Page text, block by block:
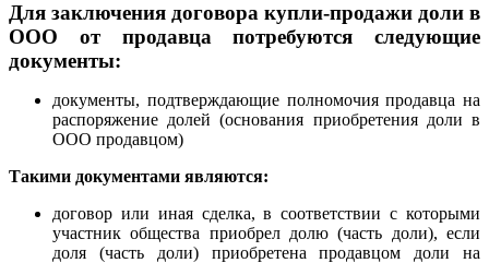
Для заключения договора купли-продажи доли в
ООО от продавца потребуются следующие
документы:
документы, подтверждающие полномочия продавца на
распоряжение долей (основания приобретения доли в
ООО продавцом)
Такими документами являются:
договор или иная сделка, в соответствии с которыми
участник общества приобрел долю (часть доли), если
доля (часть доли) приобретена продавцом доли на